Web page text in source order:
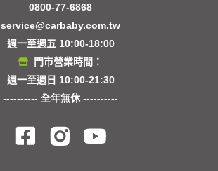
0800-77-6868
service@carbaby.com.tw
週一至週五 10:00-18:00
門市營業時間：
週一至週日 10:00-21:30
---------- 全年無休 ----------